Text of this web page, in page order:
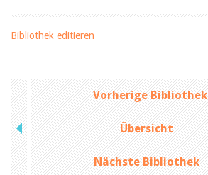
Bibliothek editieren
Vorherige Bibliothek
Übersicht
Nächste Bibliothek